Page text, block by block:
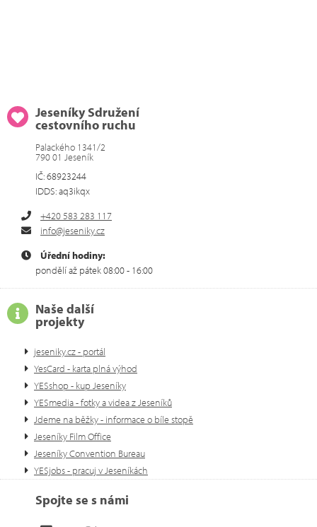
Jeseníky Sdružení
cestovního ruchu
Palackého 1341/2
790 01 Jeseník
IČ: 68923244
IDDS: aq3ikqx
+420 583 283 117
info@jeseniky.cz
Úřední hodiny:
pondělí až pátek 08:00 - 16:00
Naše další
projekty
jeseniky.cz - portál
YesCard - karta plná výhod
YESshop - kup Jeseníky
YESmedia - fotky a videa z Jeseníků
Jdeme na běžky - informace o bíle stopě
Jeseníky Film Office
Jeseníky Convention Bureau
YESjobs - pracuj v Jeseníkách
Spojte se s námi